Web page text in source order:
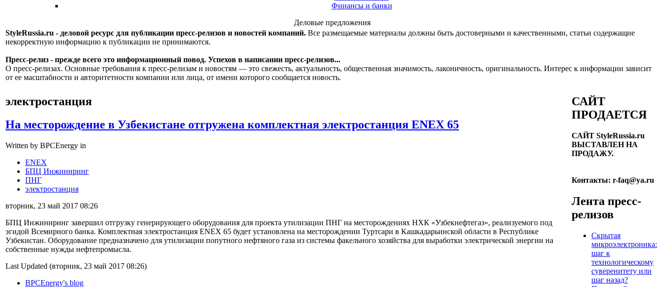
Финансы и банки
Деловые предложения
StyleRussia.ru - деловой ресурс для публикации пресс-релизов и новостей компаний. Все размещаемые материалы должны быть достоверными и качественными, статьи содержащие
некорректную информацию к публикации не принимаются.
Пресс-релиз - прежде всего это информационный повод. Успехов в написании пресс-релизов...
О пресс-релизах. Основные требования к пресс-релизам и новостям — это свежесть, актуальность, общественная значимость, лаконичность, оригинальность. Интерес к информации зависит
от ее масштабности и авторитетности компании или лица, от имени которого сообщается новость.
электростанция
На месторождение в Узбекистане отгружена комплектная электростанция ENEX 65
Written by BPCEnergy in
ENEX
БПЦ Инжиниринг
ПНГ
электростанция
вторник, 23 май 2017 08:26
БПЦ Инжиниринг завершил отгрузку генерирующего оборудования для проекта утилизации ПНГ на месторождениях НХК «Узбекнефтегаз», реализуемого под
эгидой Всемирного банка. Комплектная электростанция ENEX 65 будет установлена на месторождении Туртсари в Кашкадарьинской области в Республике
Узбекистан. Оборудование предназначено для утилизации попутного нефтяного газа из системы факельного хозяйства для выработки электрической энергии на
собственные нужды нефтепромысла.
Last Updated (вторник, 23 май 2017 08:26)
BPCEnergy's blog
САЙТ
ПРОДАЕТСЯ
САЙТ StyleRussia.ru
ВЫСТАВЛЕН НА
ПРОДАЖУ.
Контакты: r-faq@ya.ru
Лента пресс-
релизов
Скрытая
микроэлектроника:
шаг к
технологическому
суверенитету или
шаг назад?